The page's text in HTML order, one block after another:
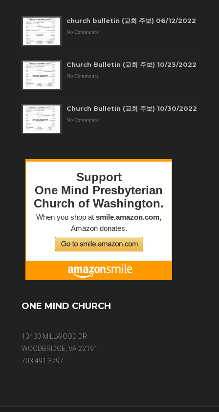
church bulletin (교회 주보) 06/12/2022
No Comments
Church Bulletin (교회 주보) 10/23/2022
No Comments
Church Bulletin (교회 주보) 10/30/2022
No Comments
ONE MIND CHURCH
13430 MILLWOOD DR
WOODBRIDGE, VA 22191
703.491.3797